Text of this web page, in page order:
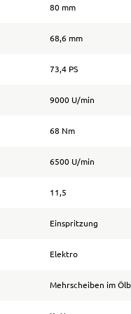
80 mm
68,6 mm
73,4 PS
9000 U/min
68 Nm
6500 U/min
11,5
Einspritzung
Elektro
Mehrscheiben im